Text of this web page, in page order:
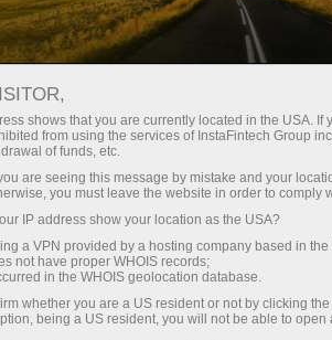
InstaForex के साथ आपको
लीवरेज, मार्केट में बेहतरीन स्प्रेड्स और
कमीशन, और स्टॉक्स व इंडेक्स ट्रेडिंग
फायदेमंद शर्तें।
छोटे
हर डिपॉजिट पर
30% बोनस
ट्रेडिंग में
और हाईवे पर गति
shows that you are currently located in the USA. If
from using the services of InstaFintech Group
of funds, etc.
are seeing this message by mistake and your
you must leave the website in order to comply
IP address show your location as the USA?
a VPN provided by a hosting company based in the
not have proper WHOIS records;
in the WHOIS geolocation database.
whether you are a US resident or not by clicking
being a US resident, you will not be able to open